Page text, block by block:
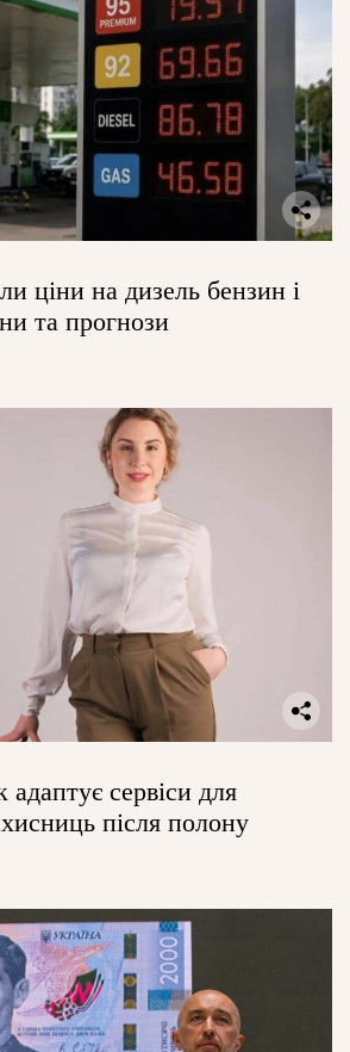
ціни на дизель бензин і
та прогнози
сервіси для
після полону